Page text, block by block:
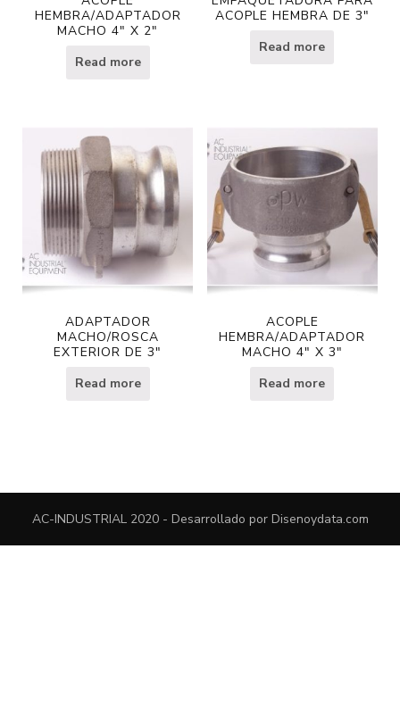
HEMBRA/ADAPTADOR
MACHO 4″ X 2″
Read more
ACOPLE HEMBRA DE 3″
Read more
ADAPTADOR
MACHO/ROSCA
EXTERIOR DE 3″
Read more
ACOPLE
HEMBRA/ADAPTADOR
MACHO 4″ X 3″
Read more
AC-INDUSTRIAL 2020 - Desarrollado por Disenoydata.com